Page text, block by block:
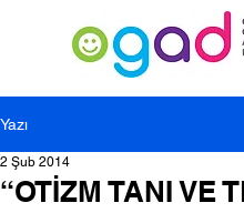
Yazı
“OTİZM TANI VE
2 Şub 2014